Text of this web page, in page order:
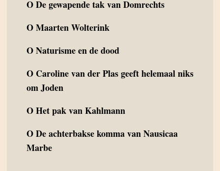
ODe gewapende tak van Domrechts
OMaarten Wolterink
ONaturisme en de dood
O Caroline van der Plas geeft helemaal niks
om Joden
OHet pak van Kahlmann
ODe achterbakse komma van Nausicaa
Marbe